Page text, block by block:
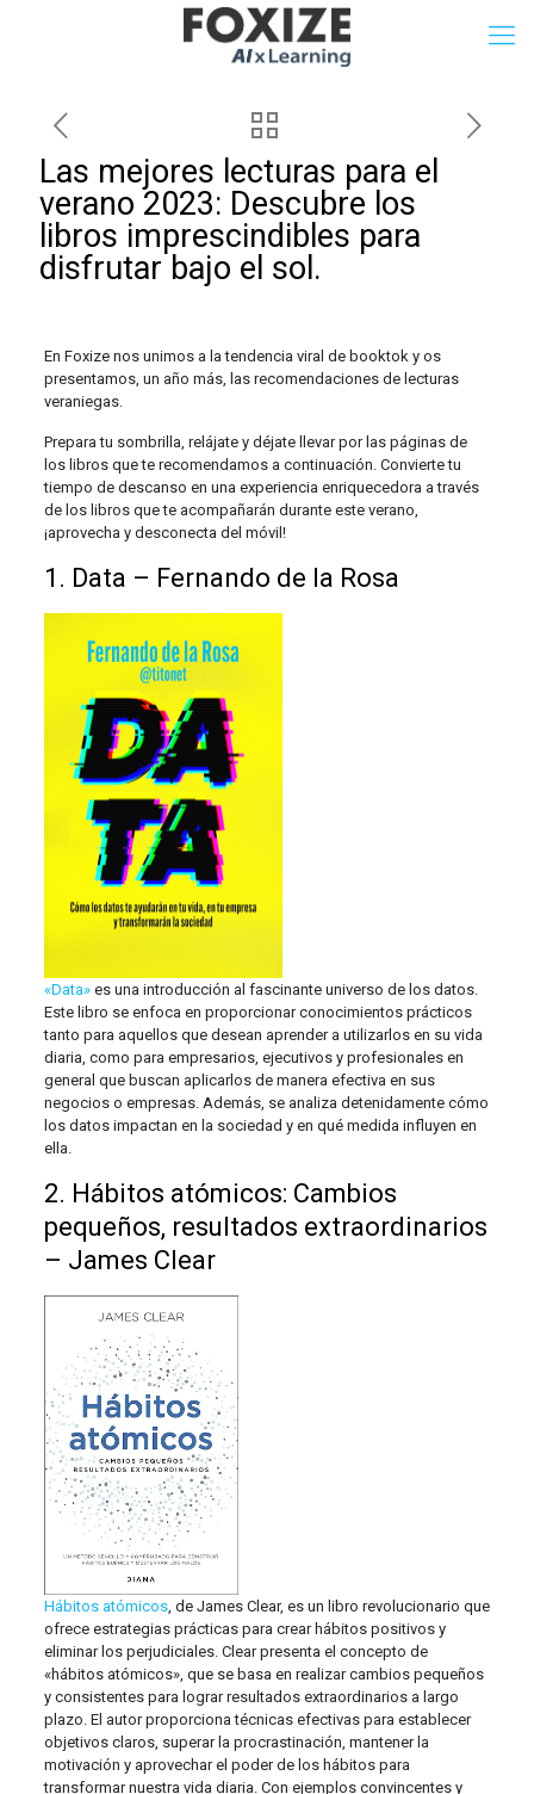
Las mejores lecturas para el
verano 2023: Descubre los
libros imprescindibles para
disfrutar bajo el sol.
En Foxize nos unimos a la tendencia viral de booktok y os
presentamos, un año más, las recomendaciones de lecturas
veraniegas.
Prepara tu sombrilla, relájate y déjate llevar por las páginas de
los libros que te recomendamos a continuación. Convierte tu
tiempo de descanso en una experiencia enriquecedora a través
de los libros que te acompañarán durante este verano,
¡aprovecha y desconecta del móvil!
1. Data – Fernando de la Rosa
«Data»es una introducción al fascinante universo de los datos.
Este libro se enfoca en proporcionar conocimientos prácticos
tanto para aquellos que desean aprender a utilizarlos en su vida
diaria, como para empresarios, ejecutivos y profesionales en
general que buscan aplicarlos de manera efectiva en sus
negocios o empresas. Además, se analiza detenidamente cómo
los datos impactan en la sociedad y en qué medida influyen en
ella.
2. Hábitos atómicos: Cambios
pequeños, resultados extraordinarios
– James Clear
Hábitos atómicos, de James Clear, es un libro revolucionario que
ofrece estrategias prácticas para crear hábitos positivos y
eliminar los perjudiciales. Clear presenta el concepto de
«hábitos atómicos», que se basa en realizar cambios pequeños
y consistentes para lograr resultados extraordinarios a largo
plazo. El autor proporciona técnicas efectivas para establecer
objetivos claros, superar la procrastinación, mantener la
motivación y aprovechar el poder de los hábitos para
transformar nuestra vida diaria. Con ejemplos convincentes y